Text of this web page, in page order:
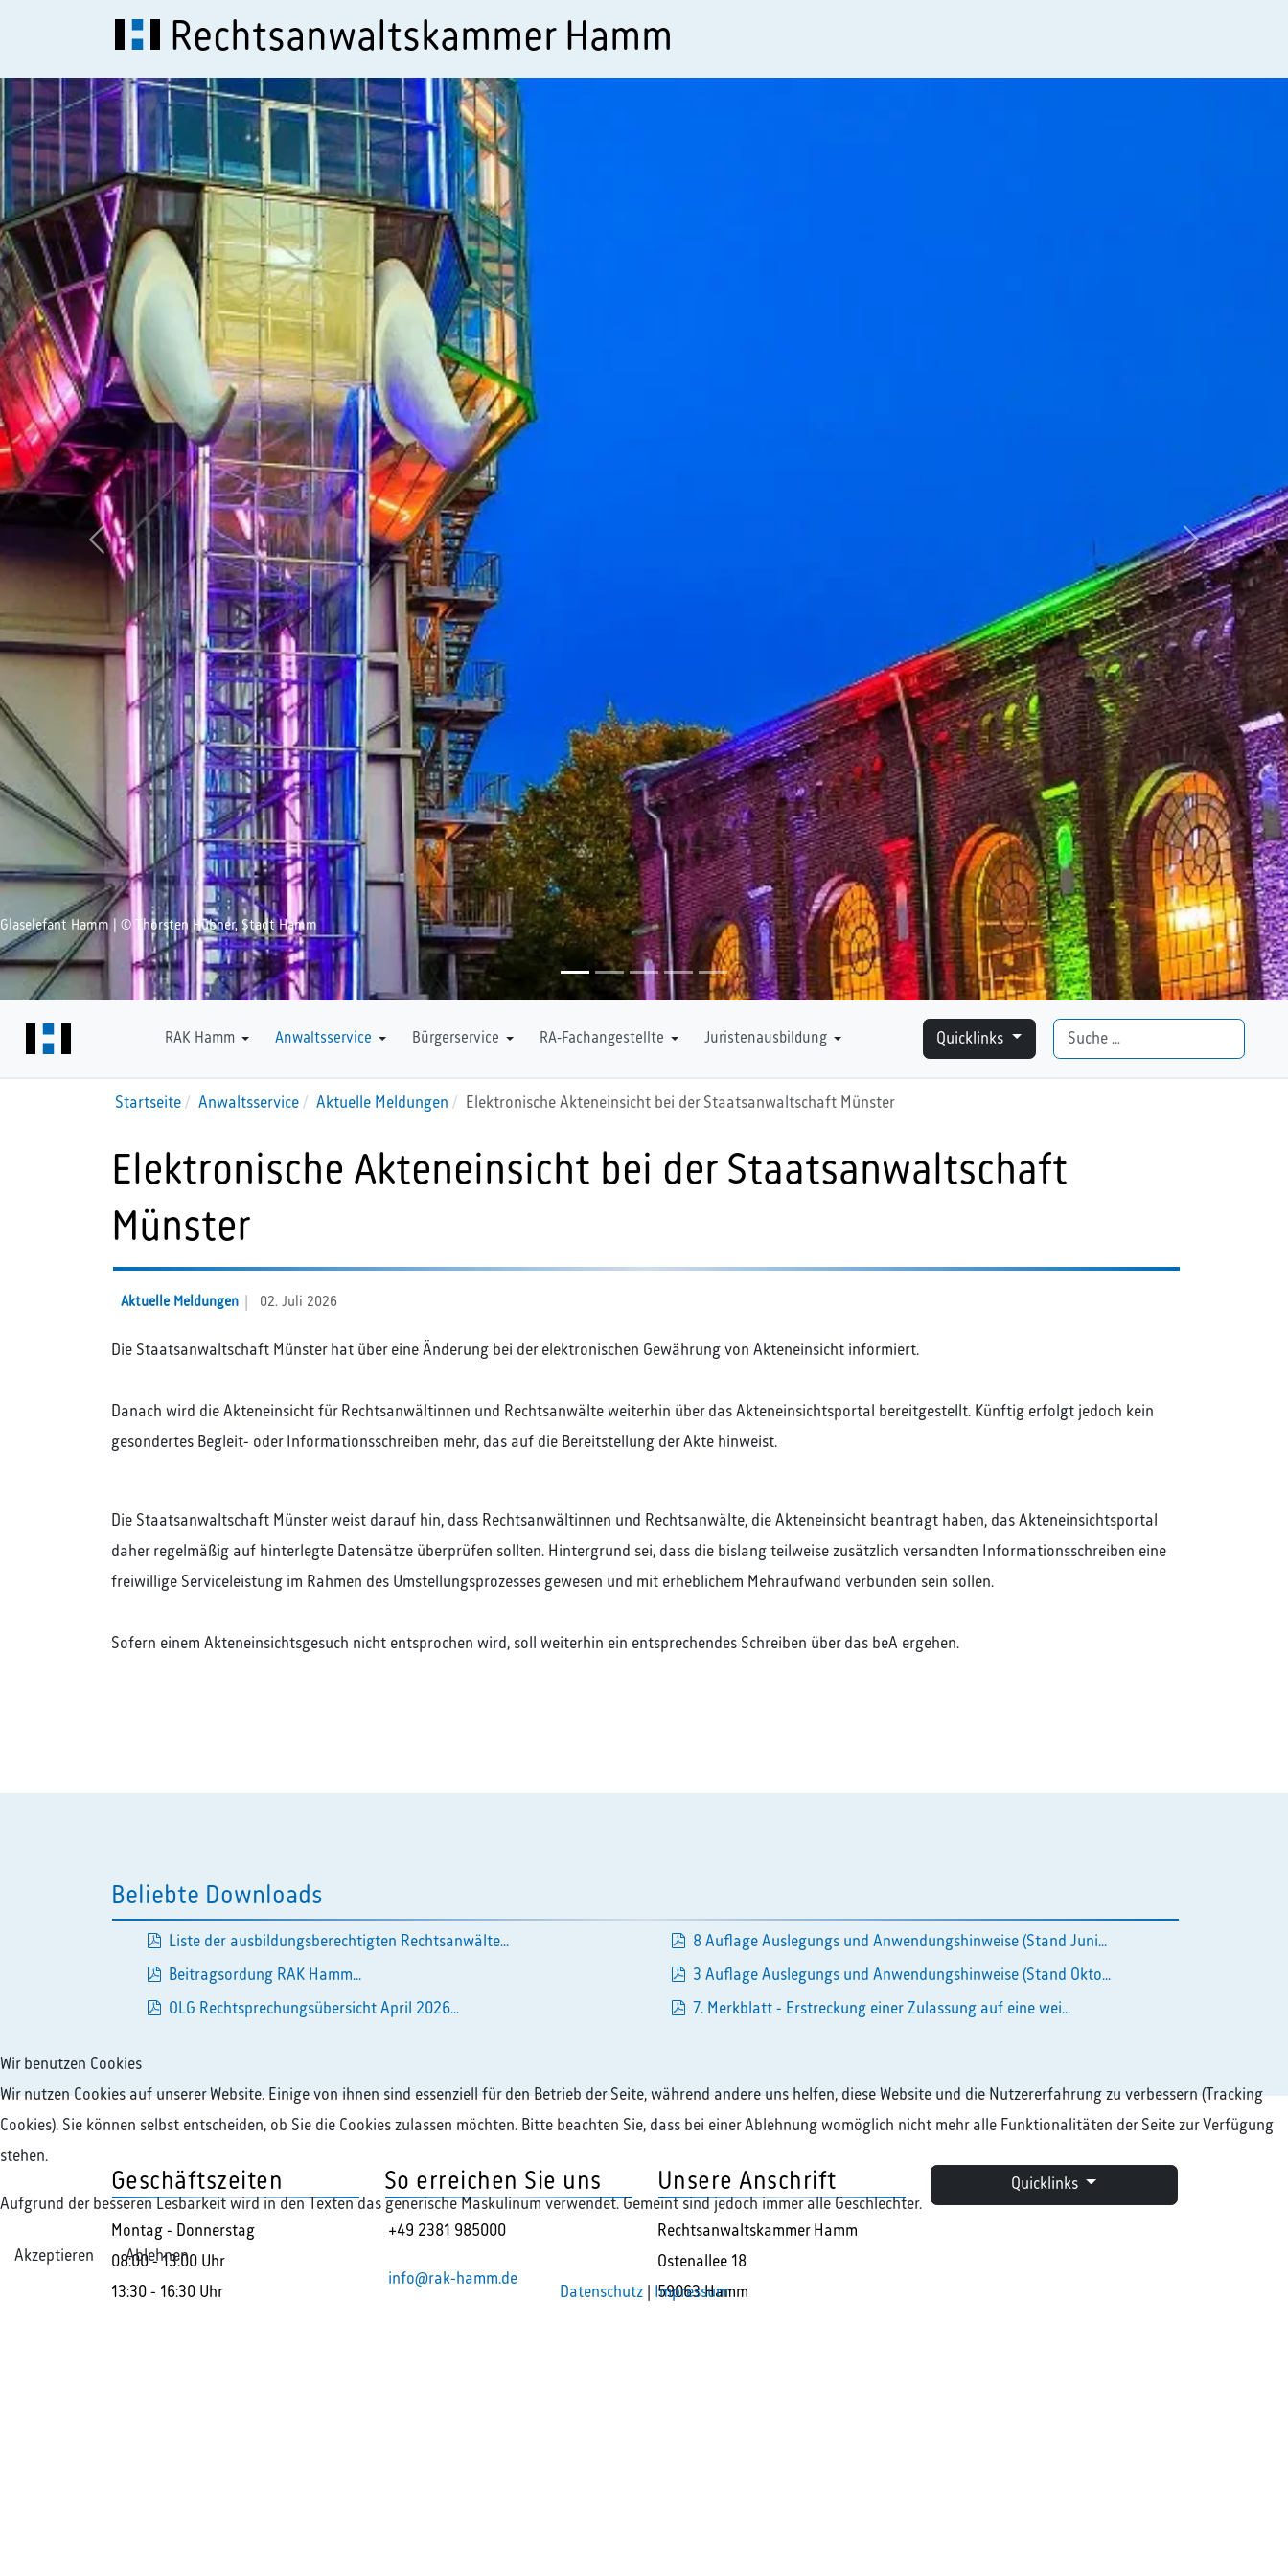
Rechtsanwaltskammer Hamm
Glaselefant Hamm | © Thorsten Hübner, Stadt Hamm
Zurück weiter
RAK Hamm Anwaltsservice Bürgerservice RA-Fachangestellte Juristenausbildung
Downloads Quicklinks Suchen
Startseite Anwaltsservice Aktuelle Meldungen Elektronische Akteneinsicht bei der Staatsanwaltschaft Münster
Elektronische Akteneinsicht bei der Staatsanwaltschaft
Münster
Aktuelle Meldungen 02. Juli 2026
Die Staatsanwaltschaft Münster hat über eine Änderung bei der elektronischen Gewährung von Akteneinsicht informiert.
Danach wird die Akteneinsicht für Rechtsanwältinnen und Rechtsanwälte weiterhin über das Akteneinsichtsportal bereitgestellt. Künftig erfolgt jedoch kein
gesondertes Begleit- oder Informationsschreiben mehr, das auf die Bereitstellung der Akte hinweist.
Die Staatsanwaltschaft Münster weist darauf hin, dass Rechtsanwältinnen und Rechtsanwälte, die Akteneinsicht beantragt haben, das Akteneinsichtsportal
daher regelmäßig auf hinterlegte Datensätze überprüfen sollten. Hintergrund sei, dass die bislang teilweise zusätzlich versandten Informationsschreiben eine
freiwillige Serviceleistung im Rahmen des Umstellungsprozesses gewesen und mit erheblichem Mehraufwand verbunden sein sollen.
Sofern einem Akteneinsichtsgesuch nicht entsprochen wird, soll weiterhin ein entsprechendes Schreiben über das beA ergehen.
Beliebte Downloads
pdf
Liste der ausbildungsberechtigten Rechtsanwälte...
pdf
Beitragsordung RAK Hamm...
pdf
OLG Rechtsprechungsübersicht April 2026...
pdf
8 Auflage Auslegungs und Anwendungshinweise (Stand Juni...
pdf
3 Auflage Auslegungs und Anwendungshinweise (Stand Okto...
7. Merkblatt - Erstreckung einer Zulassung auf eine wei...
Geschäftszeiten
Montag - Donnerstag
08:00 - 13:00 Uhr
13:30 - 16:30 Uhr
So erreichen Sie uns
+49 2381 985000
info@rak-hamm.de
Unsere Anschrift
Rechtsanwaltskammer Hamm
Ostenallee 18
59063 Hamm
Quicklinks
Wir benutzen Cookies
Wir nutzen Cookies auf unserer Website. Einige von ihnen sind essenziell für den Betrieb der Seite, während andere uns helfen, diese Website und die Nutzererfahrung zu verbessern (Tracking
Cookies). Sie können selbst entscheiden, ob Sie die Cookies zulassen möchten. Bitte beachten Sie, dass bei einer Ablehnung womöglich nicht mehr alle Funktionalitäten der Seite zur Verfügung
stehen.
Aufgrund der besseren Lesbarkeit wird in den Texten das generische Maskulinum verwendet. Gemeint sind jedoch immer alle Geschlechter.
Akzeptieren Ablehnen
Datenschutz Impressum